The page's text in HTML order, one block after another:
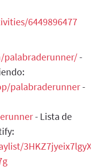
6449896477
-
palabraderunner-
- Lista de